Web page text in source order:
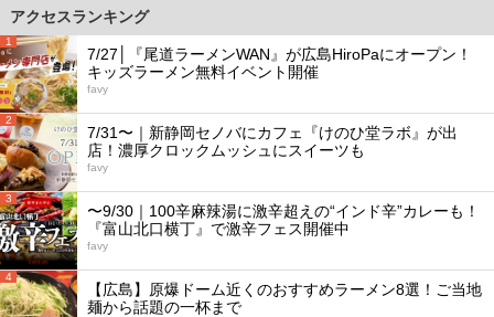
アクセスランキング
1
7/27│『尾道ラーメンWAN』が広島HiroPaにオープン！
キッズラーメン無料イベント開催
favy
2
7/31〜｜新静岡セノバにカフェ『けのひ堂ラボ』が出
店！濃厚クロックムッシュにスイーツも
favy
3
〜9/30｜100辛麻辣湯に激辛超えの“インド辛”カレーも！
『富山北口横丁』で激辛フェス開催中
favy
4
【広島】原爆ドーム近くのおすすめラーメン8選！ご当地
麺から話題の一杯まで